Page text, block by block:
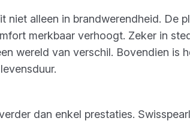
niet alleen in brandwerendheid. De
merkbaar verhoogt. Zeker in
wereld van verschil. Bovendien is
dan enkel prestaties.